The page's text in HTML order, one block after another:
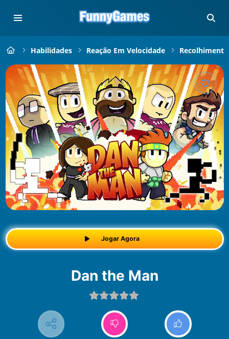
Habilidades Reação Em Velocidade
Jogar Agora
Dan the Man